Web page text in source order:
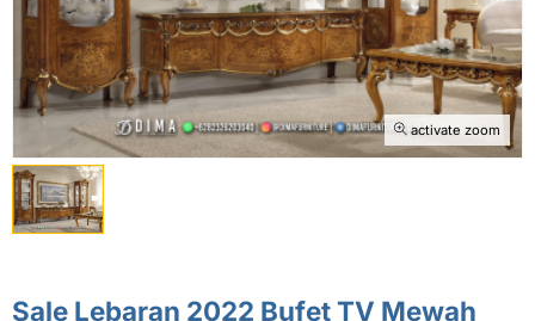
activate zoom
Sale Lebaran 2022 Bufet TV Mewah